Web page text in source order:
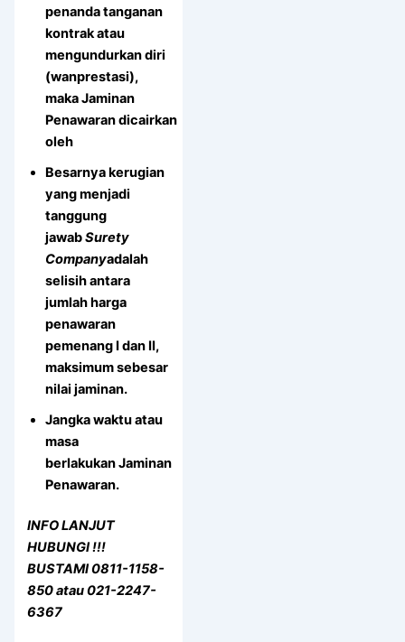
penanda tanganan
kontrak atau
mengundurkan diri
(wanprestasi),
maka Jaminan
Penawaran dicairkan
oleh
Besarnya kerugian
yang menjadi
tanggung
jawabSurety
Companyadalah
selisih antara
jumlah harga
penawaran
pemenang I dan II,
maksimum sebesar
nilai jaminan.
Jangka waktu atau
masa
berlakukan Jaminan
Penawaran.
INFO LANJUT
HUBUNGI !!!
BUSTAMI 0811-1158-
850 atau 021-2247-
6367